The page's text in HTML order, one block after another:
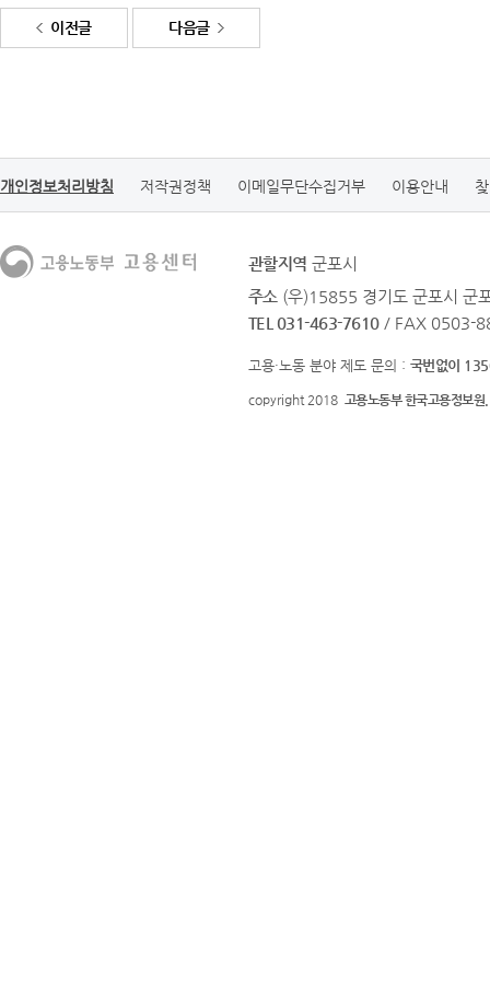
이전글 다음글
개인정보처리방침 저작권정책 이메일무단수집거부 이용안내
관할지역 군포시
주소 (우)15855 경기도 군포시 군
TEL 031-463-7610 / FAX 0503-
고용·노동 분야 제도 문의 : 국번없이
copyright 2018 고용노동부 한국고용정보원.